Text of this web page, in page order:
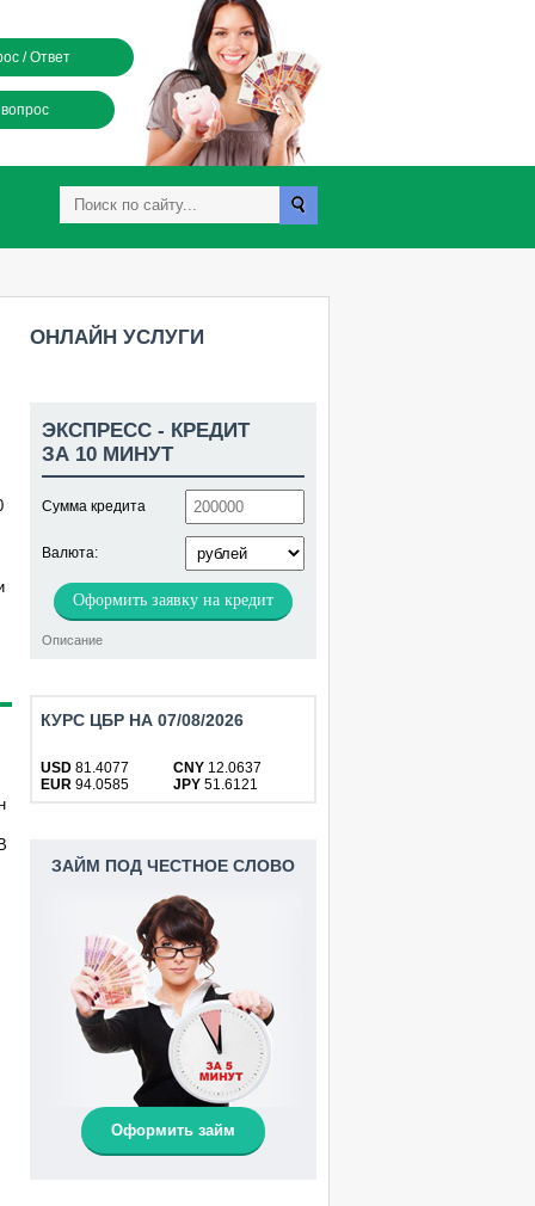
/ Ответ
ОНЛАЙН УСЛУГИ
ЭКСПРЕСС - КРЕДИТ
ЗА 10 МИНУТ
Сумма кредита
Валюта:
Оформить заявку на кредит
Описание
КУРС ЦБР НА 07/08/2026
USD 81.4077 CNY 12.0637
EUR 94.0585 JPY 51.6121
ЗАЙМ ПОД ЧЕСТНОЕ СЛОВО
Оформить займ